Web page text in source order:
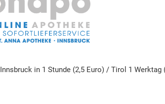
Innsbruck in 1 Stunde (2,5 Euro) / Tirol 1